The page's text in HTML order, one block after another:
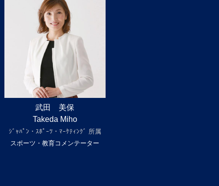
武田 美保
Takeda Miho
ｼﾞｬﾊﾟﾝ・ｽﾎﾟｰﾂ・ﾏｰｹﾃｨﾝｸﾞ 所属
スポーツ・教育コメンテーター